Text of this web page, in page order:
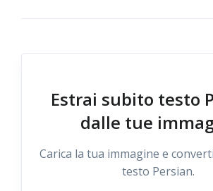
Estrai subito testo
dalle tue
Carica la tua immagine e
testo Persian.